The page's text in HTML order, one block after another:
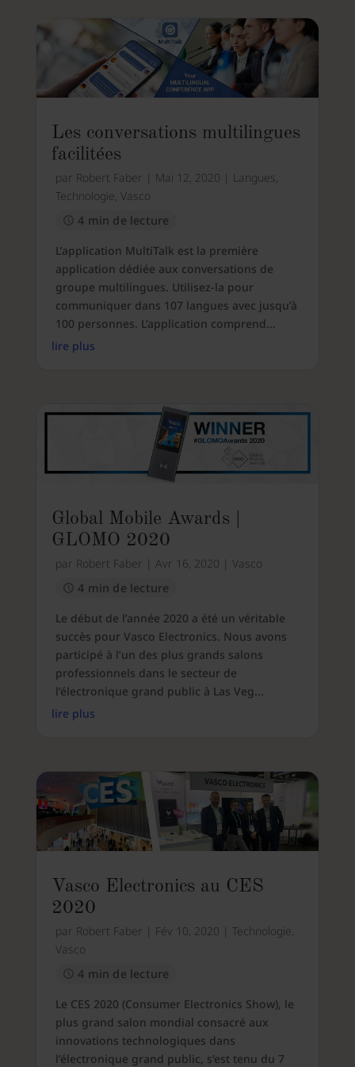
Les conversations multilingues
facilitées
par Robert Faber Mai 12, 2020 Langues,
Technologie, Vasco
4 min de lecture
L’application MultiTalk est la première
application dédiée aux conversations de
groupe multilingues. Utilisez-la pour
communiquer dans 107 langues avec jusqu’à
100 personnes. L’application comprend...
lire plus
Global Mobile Awards |
GLOMO 2020
par Robert Faber Avr 16, 2020
Vasco
4 min de lecture
Le début de l’année 2020 a été un véritable
succès pour Vasco Electronics. Nous avons
participé à l’un des plus grands salons
professionnels dans le secteur de
l’électronique grand public à Las Veg...
lire plus
Vasco Electronics au CES
2020
par Robert Faber Fév 10, 2020 Technologie,
Vasco
4 min de lecture
Le CES 2020 (Consumer Electronics Show), le
plus grand salon mondial consacré aux
innovations technologiques dans
l’électronique grand public, s’est tenu du 7